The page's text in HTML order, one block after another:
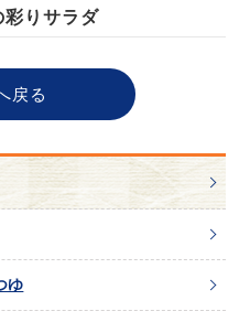
彩りサラダ
戻る
ゆ